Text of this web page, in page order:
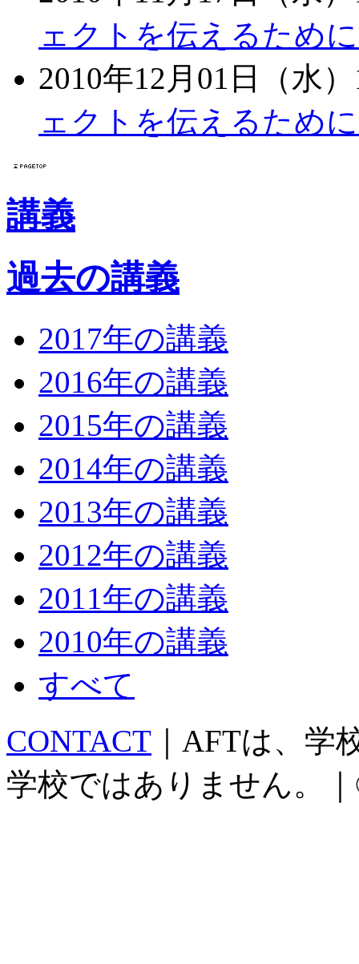
ェクトを伝えるため
2010年12月01日（水
ェクトを伝えるため
講義
過去の講義
2017年の講義
2016年の講義
2015年の講義
2014年の講義
2013年の講義
2012年の講義
2011年の講義
2010年の講義
すべて
CONTACT ｜AFTは、
学校ではありません。